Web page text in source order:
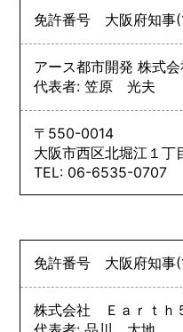
免許番号 大阪府知事
アース都市開発 株式会
代表者: 笠原 光夫
〒550-0014
大阪市西区北堀江１丁
TEL: 06-6535-0707
免許番号 大阪府知事
株式会社 Ｅａｒｔｈ